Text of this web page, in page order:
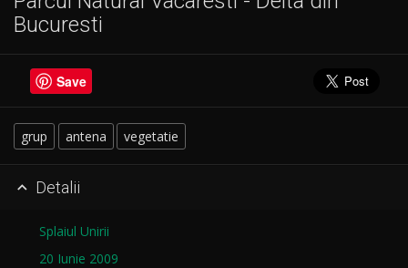
Bucuresti
Save
grup antena vegetatie
 Detalii
Splaiul Unirii
20 Iunie 2009